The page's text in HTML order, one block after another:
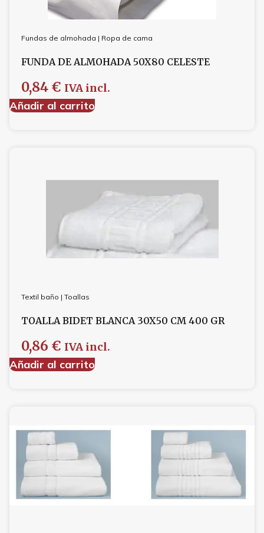
Fundas de almohada | Ropa de cama
FUNDA DE ALMOHADA 50X80 CELESTE
0,84 € IVA incl.
Añadir al carrito
Textil baño | Toallas
TOALLA BIDET BLANCA 30X50 CM 400 GR
0,86 € IVA incl.
Añadir al carrito